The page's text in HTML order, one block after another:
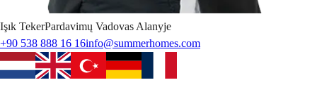
Işık TekerPardavimų Vadovas Alanyje
+90 538 888 16 16info@summerhomes.com